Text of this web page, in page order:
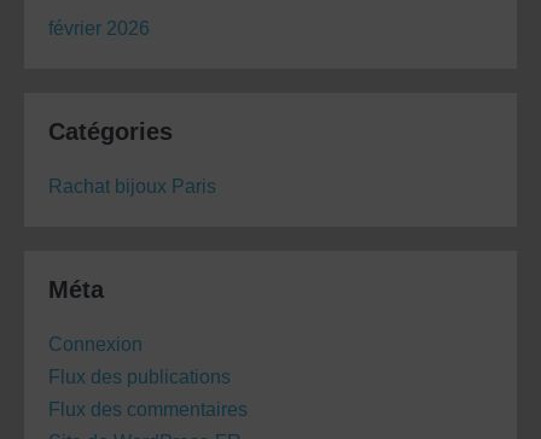
février 2026
Catégories
Rachat bijoux Paris
Méta
Connexion
Flux des publications
Flux des commentaires